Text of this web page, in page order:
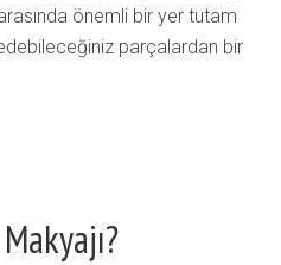
önemli bir yer tutam
parçalardan bir